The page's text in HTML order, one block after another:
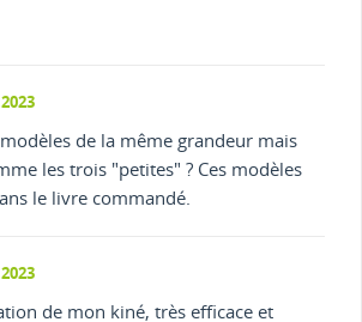
de la même grandeur mais
les trois "petites" ? Ces modèles
le livre commandé.
de mon kiné, très efficace et